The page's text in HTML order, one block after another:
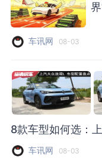
车讯网 08-03
8款车型如何选：
车讯网 08-03